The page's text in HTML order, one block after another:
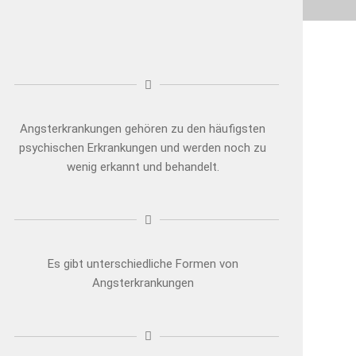
Angsterkrankungen gehören zu den häufigsten
psychischen Erkrankungen und werden noch zu
wenig erkannt und behandelt.
Es gibt unterschiedliche Formen von
Angsterkrankungen